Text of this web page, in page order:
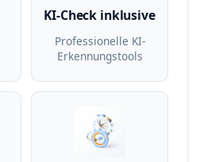
KI-Check inklusive
Professionelle KI-
Erkennungstools